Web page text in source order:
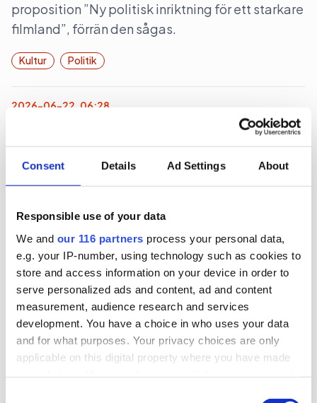
Consent Details Ad Settings About
Responsible use of your data
We and our 116 partners process your personal data,
e.g. your IP-number, using technology such as cookies to
store and access information on your device in order to
serve personalized ads and content, ad and content
measurement, audience research and services
development. You have a choice in who uses your data
and for what purposes. Your privacy choices are only
applicable on this digital property where you have made
proposition ”Ny politisk inriktning för ett starkare
filmland”, förrän den sågas.
Kultur Politik
2026-06-22, 06:28
turistkampanjar
Nej det blir inte Botkyrka när partiledaren (s)
valturné i Sverige. Dock blir det flera klassiska
turistorter.
Politik Val 2026
2026-06-16, 07:48
Gruvbolag och branschorganisation
halvjublar över skrotat uran-veto